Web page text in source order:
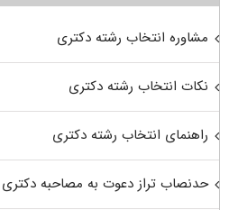
مشاوره انتخاب رشته دکتری
نکات انتخاب رشته دکتری
راهنمای انتخاب رشته دکتری
حدنصاب تراز دعوت به مصاحبه دکتری